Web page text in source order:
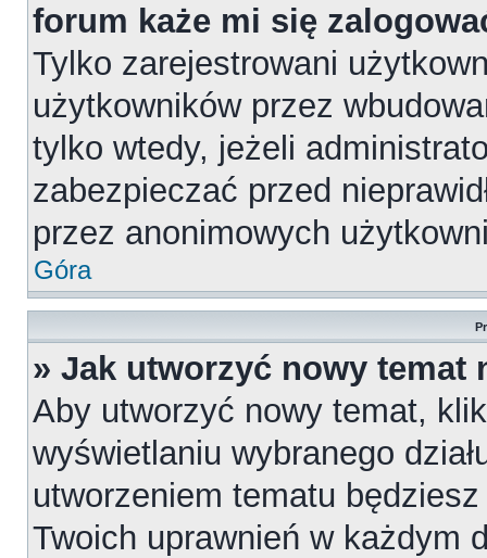
forum każe mi się
Tylko zarejestrowani
użytkowników przez
tylko wtedy, jeżeli
zabezpieczać przed
przez anonimowych
Góra
» Jak utworzyć nowy temat
Aby utworzyć nowy temat,
wyświetlaniu wybranego
utworzeniem tematu
Twoich uprawnień w każdym